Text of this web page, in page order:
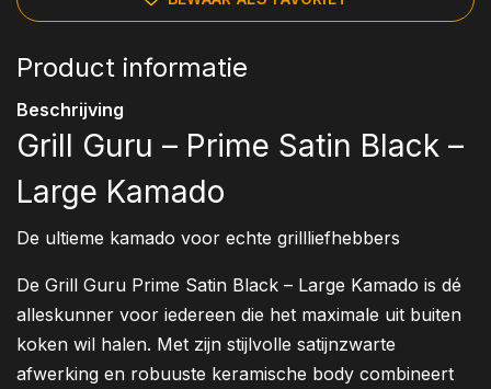
Product informatie
Beschrijving
Grill Guru – Prime Satin Black –
Large Kamado
De ultieme kamado voor echte grillliefhebbers
De Grill Guru Prime Satin Black – Large Kamado is dé
alleskunner voor iedereen die het maximale uit buiten
koken wil halen. Met zijn stijlvolle satijnzwarte
afwerking en robuuste keramische body combineert